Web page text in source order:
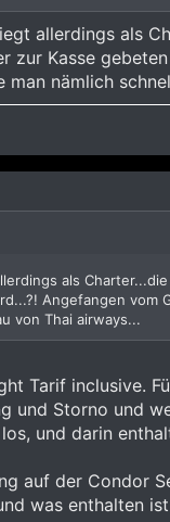
geht bei 699 Euro
allerdings als
zur Kasse
nämlich
als
Angefangen
von Thai airways...
Tarif inclusive.
und Storno und
und darin
auf der Condor
was enthalten